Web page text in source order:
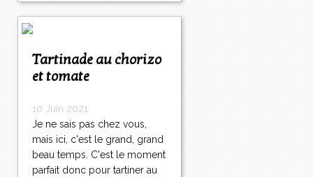
Tartinade au chorizo
et tomate
10 Juin 2021
Je ne sais pas chez vous,
mais ici, c'est le grand, grand
beau temps. C'est le moment
parfait donc pour tartiner au